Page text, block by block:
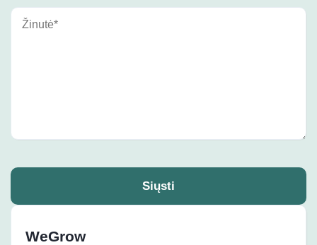
Siųsti
WeGrow